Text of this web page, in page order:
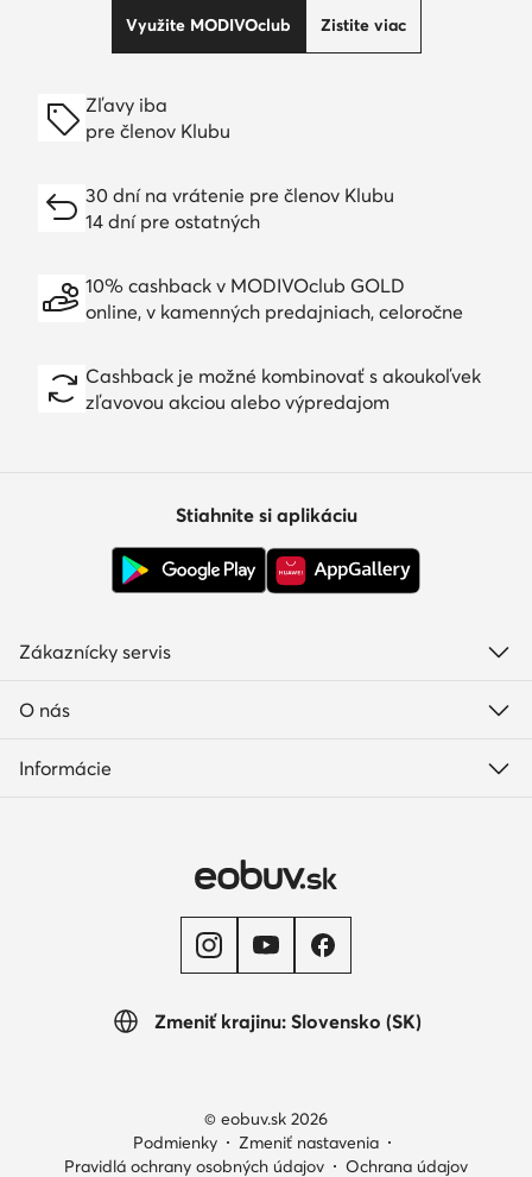
Využite MODIVOclub Zistite viac
Zľavy iba
pre členov Klubu
30 dní na vrátenie pre členov Klubu
14 dní pre ostatných
10% cashback v MODIVOclub GOLD
online, v kamenných predajniach, celoročne
Cashback je možné kombinovať s akoukoľvek
zľavovou akciou alebo výpredajom
Zmeniť krajinu: Slovensko (SK)
Stiahnite si aplikáciu
Zákaznícky servis
O nás
Informácie
© eobuv.sk 2026
Podmienky
Zmeniť nastavenia
Pravidlá ochrany osobných údajov
Ochrana údajov